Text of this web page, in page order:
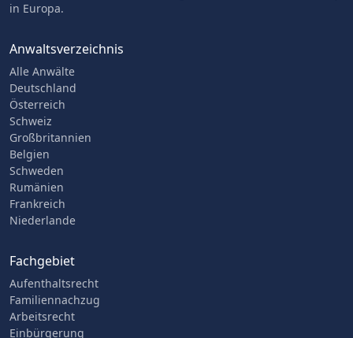
in Europa.
Anwaltsverzeichnis
Alle Anwälte
Deutschland
Österreich
Schweiz
Großbritannien
Belgien
Schweden
Rumänien
Frankreich
Niederlande
Fachgebiet
Aufenthaltsrecht
Familiennachzug
Arbeitsrecht
Einbürgerung